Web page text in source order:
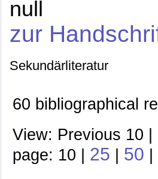
null
zur
Sekundärliteratur
60 bibliographical
View: Previous 10 |
page: 10 | 25 | 50 |